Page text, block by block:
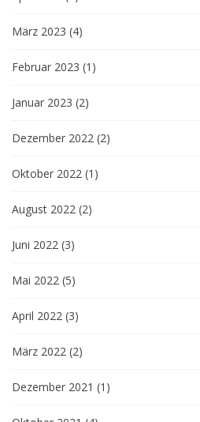
März 2023 (4)
Februar 2023 (1)
Januar 2023 (2)
Dezember 2022 (2)
Oktober 2022 (1)
August 2022 (2)
Juni 2022 (3)
Mai 2022 (5)
April 2022 (3)
März 2022 (2)
Dezember 2021 (1)